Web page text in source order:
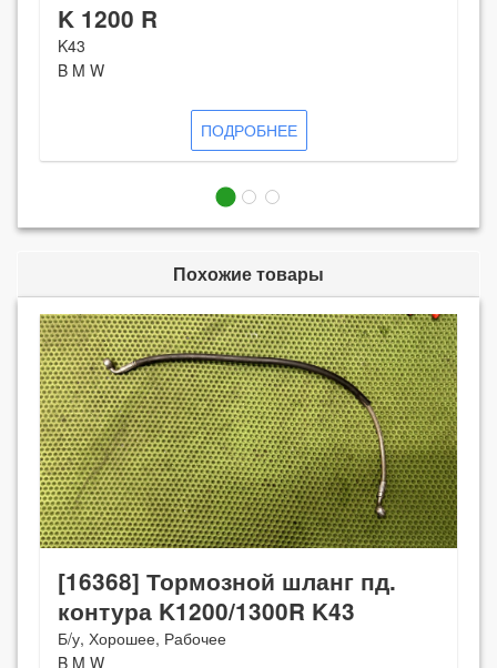
K 1200 R
K43
B M W
ПОДРОБНЕЕ
Похожие товары
[16368] Тормозной шланг пд.
контура K1200/1300R K43
Б/у, Хорошее, Рабочее
B M W